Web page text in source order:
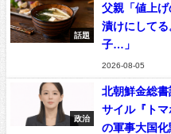
話題
父親「値上
漬けにして
子…」
2026-08-05
政治
北朝鮮金総書
サイル『ト
の軍事大国